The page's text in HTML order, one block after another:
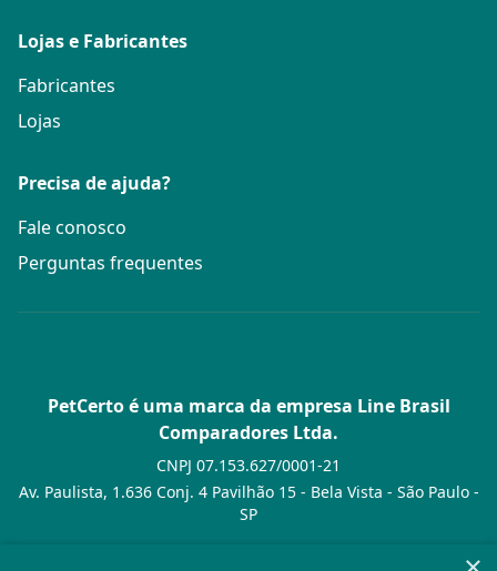
Lojas e Fabricantes
Fabricantes
Lojas
Precisa de ajuda?
Fale conosco
Perguntas frequentes
PetCerto é uma marca da empresa Line Brasil
Comparadores Ltda.
CNPJ 07.153.627/0001-21
Av. Paulista, 1.636 Conj. 4 Pavilhão 15 - Bela Vista - São Paulo -
SP